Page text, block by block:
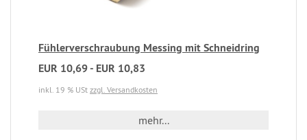
Fühlerverschraubung Messing mit Schneidring
EUR 10,69 - EUR 10,83
inkl. 19 % USt zzgl. Versandkosten
mehr...